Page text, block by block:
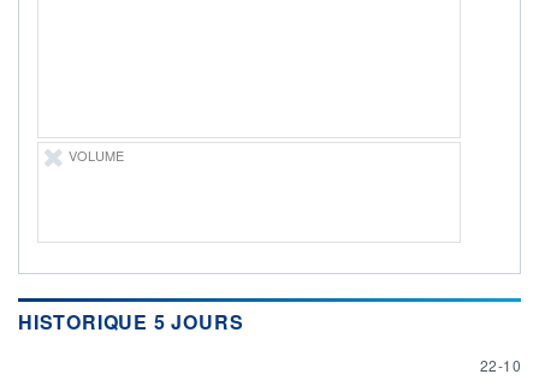
VOLUME
HISTORIQUE 5 JOURS
22
22-10